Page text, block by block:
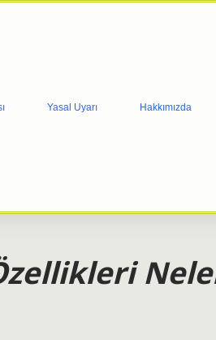
Yasal Uyarı Hakkımızda